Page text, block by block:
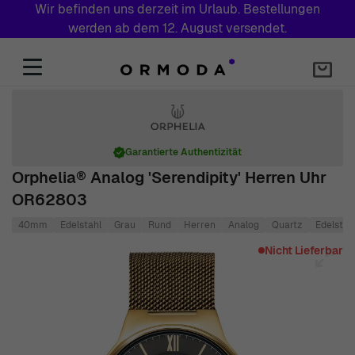
Wir befinden uns derzeit im Urlaub. Bestellungen
werden ab dem 12. August versendet.
Orphelia® Analog 'Serendipity' Herren Uhr
OR62803
Garantierte Authentizität
40mm Edelstahl Grau Rund Herren Analog Quartz
Nicht Lieferbar